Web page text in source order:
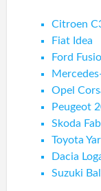
Citroen
Fiat Idea
Ford
Opel
Peugeot
Skoda
Toyota
Dacia
Suzuki